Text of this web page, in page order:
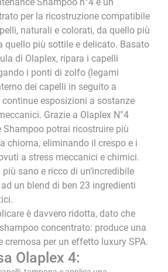
Shampoo n°4 è un
per la ricostruzione compatibile
naturali e colorati, da quello più
quello più sottile e delicato. Basato
di Olaplex, ripara i capelli
i ponti di zolfo (legami
dei capelli in seguito a
esposizioni a sostanze
Grazie a Olaplex N°4
Shampoo potrai ricostruire più
chioma, eliminando il crespo e i
a stress meccanici e chimici.
più sano e ricco di un’incredibile
un blend di ben 23 ingredienti
è davvero ridotta, dato che
concentrato: produce una
cremosa per un effetto luxury SPA.
Olaplex 4: